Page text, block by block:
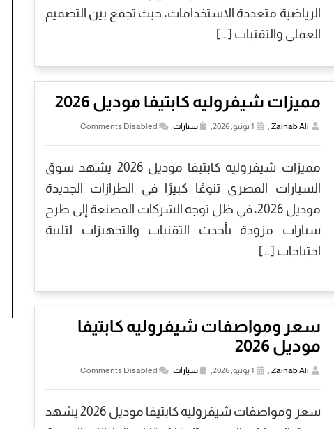
الرياضية متعددة الاستخدامات، حيث تجمع بين التصميم
العملي والتقنيات […]
مميزات شيفروليه كابتيفا موديل 2026
Zainab Ali
, 1 يونيو, 2026, سيارات,
Comments Disabled
مميزات شيفروليه كابتيفا موديل 2026 يشهد سوق
السيارات المصري تنوعًا كبيرًا في الطرازات الجديدة
موديل 2026، في ظل توجه الشركات المصنعة إلى طرح
سيارات مزودة بأحدث التقنيات والتجهيزات لتلبية
احتياجات […]
سعر ومواصفات شيفروليه كابتيفا
موديل 2026
Zainab Ali
, 1 يونيو, 2026, سيارات,
Comments Disabled
سعر ومواصفات شيفروليه كابتيفا موديل 2026 يشهد